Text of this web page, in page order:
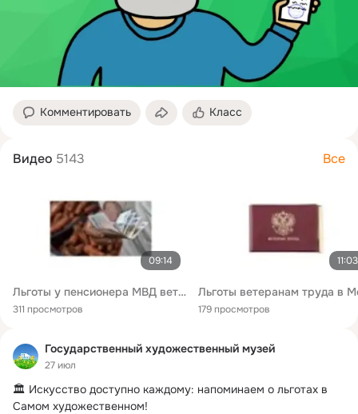
Комментировать Класс
Видео 5143 Все
09:14
Льготы у пенсионера МВД ветерана труда в Москве в 2020 году
311 просмотров
11:03
179 просмотров
Государственный художественный музей
27 июл
🏛 Искусство доступно каждому: напоминаем о льготах в
Самом художественном!